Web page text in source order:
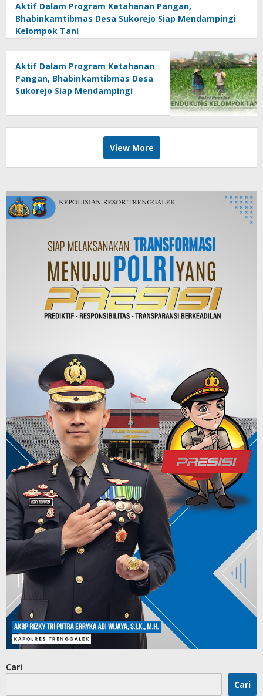
Aktif Dalam Program Ketahanan Pangan,
Bhabinkamtibmas Desa Sukorejo Siap Mendampingi
Kelompok Tani
Aktif Dalam Program Ketahanan
Pangan, Bhabinkamtibmas Desa
Sukorejo Siap Mendampingi
View More
Cari
Cari